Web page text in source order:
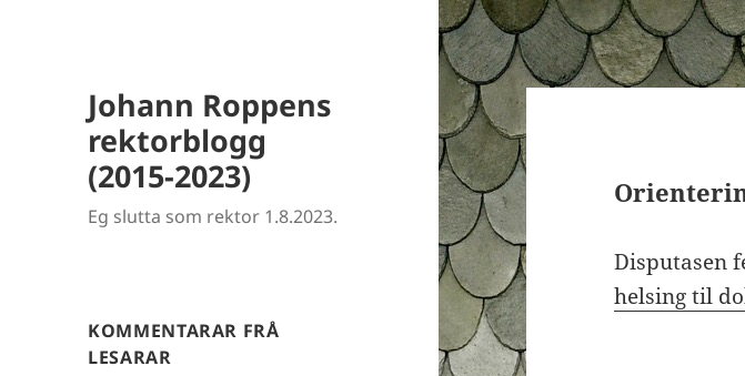
Johann Roppens
rektorblogg
(2015-2023)
Eg slutta som rektor 1.8.2023.
KOMMENTARAR FRÅ
LESARAR
Disputasen
helsing til